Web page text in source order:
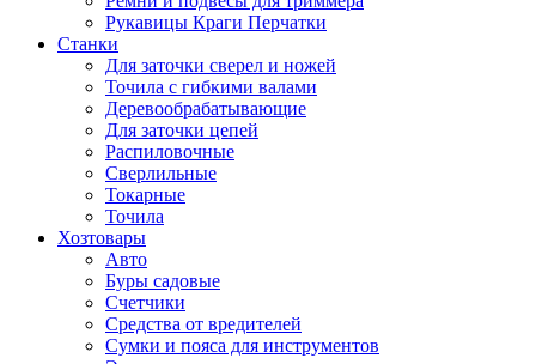
Рукавицы Краги Перчатки
Станки
Для заточки сверел и ножей
Точила с гибкими валами
Деревообрабатывающие
Для заточки цепей
Распиловочные
Сверлильные
Токарные
Точила
Хозтовары
Авто
Буры садовые
Счетчики
Средства от вредителей
Сумки и пояса для инструментов